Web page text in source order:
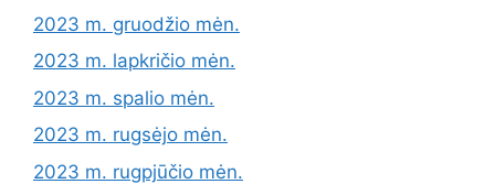
2023 m. gruodžio mėn.
2023 m. lapkričio mėn.
2023 m. spalio mėn.
2023 m. rugsėjo mėn.
2023 m. rugpjūčio mėn.